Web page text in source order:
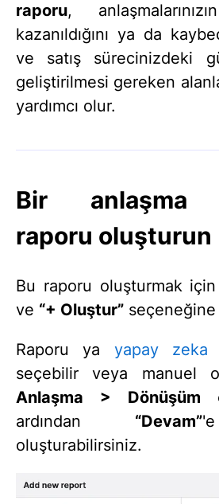
raporu,
kazanıldığını ya da
ve satış sürecinizdeki
geliştirilmesi gereken
yardımcı olur.
Bir anlaşma
raporu oluşturun
Bu raporu oluşturmak için
ve “+ Oluştur” seçeneğine
Raporu ya yapay zeka
seçebilir veya manuel
Anlaşma > Dönüşüm
ardından “Devam”
oluşturabilirsiniz.